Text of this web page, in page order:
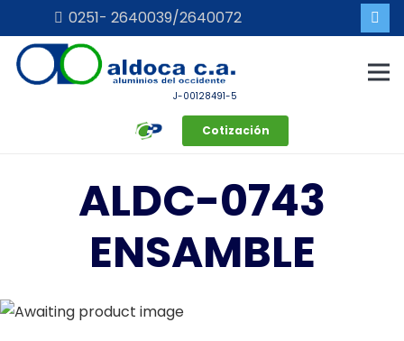
0251- 2640039/2640072
J-00128491-5
Cotización
ALDC-0743
ENSAMBLE